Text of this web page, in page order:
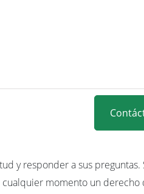
y responder a sus preguntas.
momento un derecho